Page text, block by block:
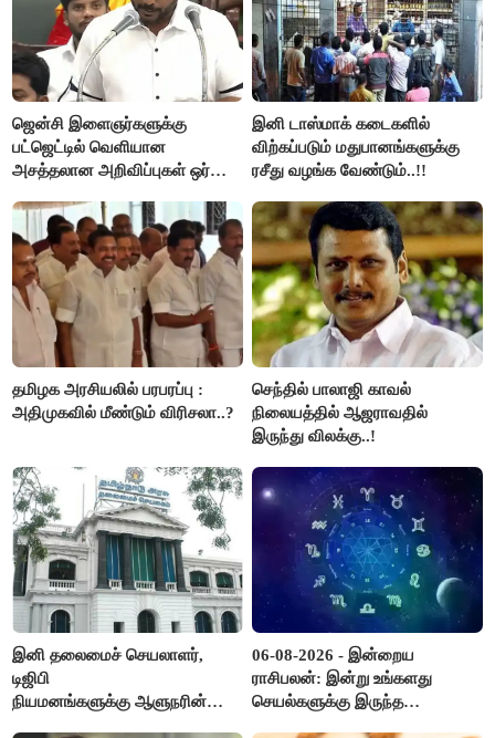
ஜென்சி இளைஞர்களுக்கு
பட்ஜெட்டில் வெளியான
அசத்தலான அறிவிப்புகள் ஒர்
இனி டாஸ்மாக் கடைகளில்
விற்கப்படும் மதுபானங்களுக்கு
ரசீது வழங்க வேண்டும்..!!
தமிழக அரசியலில் பரபரப்பு :
அதிமுகவில் மீண்டும் விரிசலா..?
செந்தில் பாலாஜி காவல்
நிலையத்தில் ஆஜராவதில்
இருந்து விலக்கு..!
இனி தலைமைச் செயலாளர்,
டிஜிபி
நியமனங்களுக்கு ஆளுநரின்
06-08-2026 - இன்றைய
ராசிபலன்: இன்று உங்களது
செயல்களுக்கு இருந்த